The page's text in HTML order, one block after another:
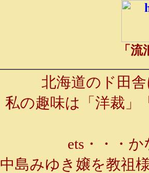
「
北海道のド田
私の趣味は「洋裁」
ets・・・
中島みゆき嬢を教祖